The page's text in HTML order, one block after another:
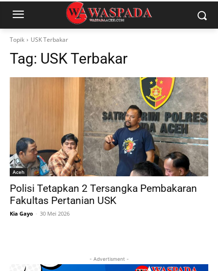
Topik USK Terbakar
Tag: USK Terbakar
Aceh
Polisi Tetapkan 2 Tersangka Pembakaran
Fakultas Pertanian USK
Kia Gayo - 30 Mei 2026
- Advertisment -